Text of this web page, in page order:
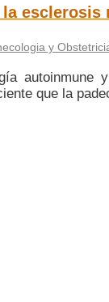
esclerosis
y
autoinmune
que la